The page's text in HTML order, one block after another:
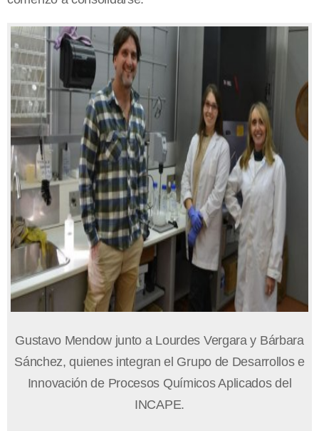
Gustavo Mendow junto a Lourdes Vergara y Bárbara
Sánchez, quienes integran el Grupo de Desarrollos e
Innovación de Procesos Químicos Aplicados del
INCAPE.